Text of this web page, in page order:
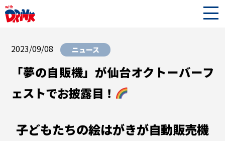
2023/09/08 ニュース
「夢の自販機」が仙台オクトーバーフ
ェストでお披露目！
子どもたちの絵はがきが自動販売機